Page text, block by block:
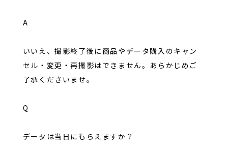
A
いいえ、撮影終了後に商品やデータ購入のキャン
セル・変更・再撮影はできません。あらかじめご
了承くださいませ。
Q
データは当日にもらえますか？